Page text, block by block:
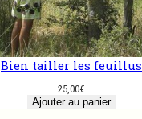
Bien tailler les ­feuillus
25,00€
Ajouter au panier